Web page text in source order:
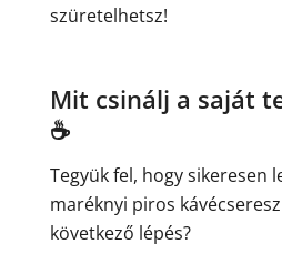
szüretelhetsz!
Mit csinálj a saját
☕
Tegyük fel, hogy sikeresen
maréknyi piros
következő lépés?